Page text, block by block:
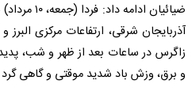
ضیائیان
زاگرس در ساعات بعد از ظهر و شب،
و برق، وزش باد شدید موقتی و گاهی